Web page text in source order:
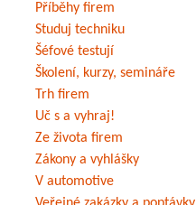
Příběhy firem
Studuj techniku
Šéfové testují
Školení, kurzy, semináře
Trh firem
Uč s a vyhraj!
Ze života firem
Zákony a vyhlášky
V automotive